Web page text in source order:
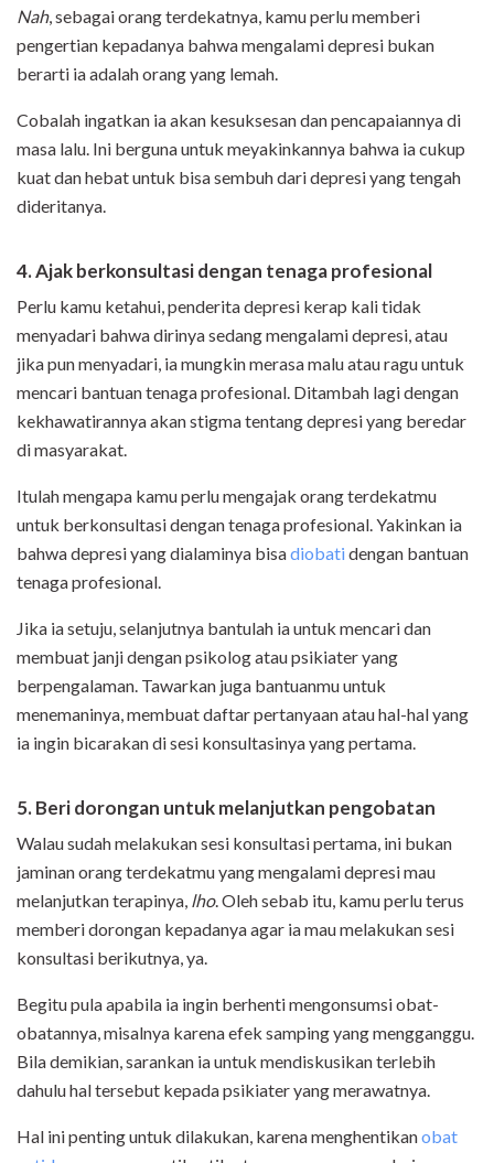
Nah, sebagai orang terdekatnya, kamu perlu memberi
pengertian kepadanya bahwa mengalami depresi bukan
berarti ia adalah orang yang lemah.
Cobalah ingatkan ia akan kesuksesan dan pencapaiannya di
masa lalu. Ini berguna untuk meyakinkannya bahwa ia cukup
kuat dan hebat untuk bisa sembuh dari depresi yang tengah
dideritanya.
4. Ajak berkonsultasi dengan tenaga profesional
Perlu kamu ketahui, penderita depresi kerap kali tidak
menyadari bahwa dirinya sedang mengalami depresi, atau
jika pun menyadari, ia mungkin merasa malu atau ragu untuk
mencari bantuan tenaga profesional. Ditambah lagi dengan
kekhawatirannya akan stigma tentang depresi yang beredar
di masyarakat.
Itulah mengapa kamu perlu mengajak orang terdekatmu
untuk berkonsultasi dengan tenaga profesional. Yakinkan ia
bahwa depresi yang dialaminya bisadiobatidengan bantuan
tenaga profesional.
Jika ia setuju, selanjutnya bantulah ia untuk mencari dan
membuat janji dengan psikolog atau psikiater yang
berpengalaman. Tawarkan juga bantuanmu untuk
menemaninya, membuat daftar pertanyaan atau hal-hal yang
ia ingin bicarakan di sesi konsultasinya yang pertama.
5. Beri dorongan untuk melanjutkan pengobatan
Walau sudah melakukan sesi konsultasi pertama, ini bukan
jaminan orang terdekatmu yang mengalami depresi mau
melanjutkan terapinya, lho. Oleh sebab itu, kamu perlu terus
memberi dorongan kepadanya agar ia mau melakukan sesi
konsultasi berikutnya, ya.
Begitu pula apabila ia ingin berhenti mengonsumsi obat-
obatannya, misalnya karena efek samping yang mengganggu.
Bila demikian, sarankan ia untuk mendiskusikan terlebih
dahulu hal tersebut kepada psikiater yang merawatnya.
Hal ini penting untuk dilakukan, karena menghentikanobat